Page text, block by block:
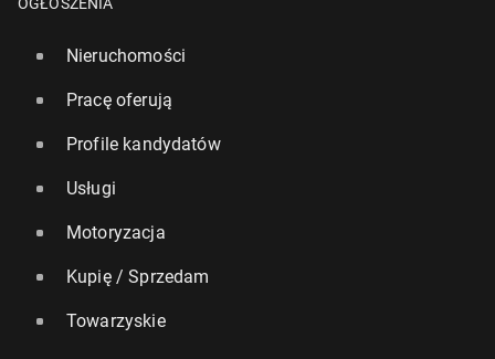
OGŁOSZENIA
Nieruchomości
Pracę oferują
Profile kandydatów
Usługi
Motoryzacja
Kupię / Sprzedam
Towarzyskie